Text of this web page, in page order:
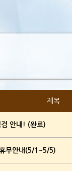
제목
안내! (완료)
무안내(5/1~5/5)